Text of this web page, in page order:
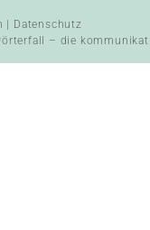
Datenschutz
– die